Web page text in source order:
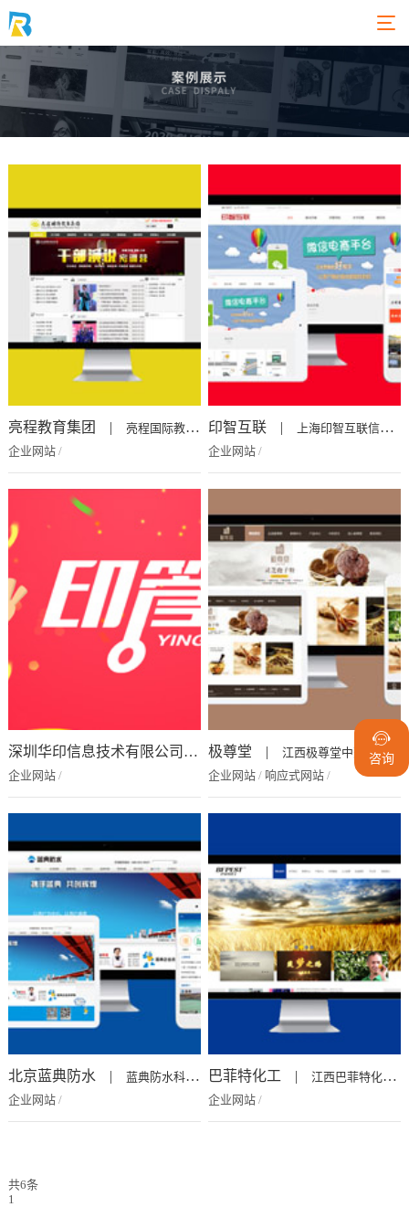
02
高端网
站定制
微信定
制
APP开
发服务
网络营
销服务
03
网站建
设
电商平
系统平
04
最新签
约
行业动
态
人本观
点
公司新
闻
运营策
略
05
亮程教育集团 |
亮程国际教育训练集团、南昌亮程企业管理咨...
企业网站/
印智互联 |
上海印智互联信息技术有限公司属于国家高新...
企业网站 /
深圳华印信息技术有限公司|
深圳华印信息技术有限公司（以下简
企业网站/
极尊堂 |
江西极尊堂中药制药有限公司坐落于英雄城南...
企业网站 / 响应式网站 /
北京蓝典防水 |
蓝典防水科技，诞生于中国的政治、文化及金...
企业网站/
巴菲特化工 |
江西巴菲特化工有限公司是一家集研发、生产...
企业网站 /
共6条
1

咨询